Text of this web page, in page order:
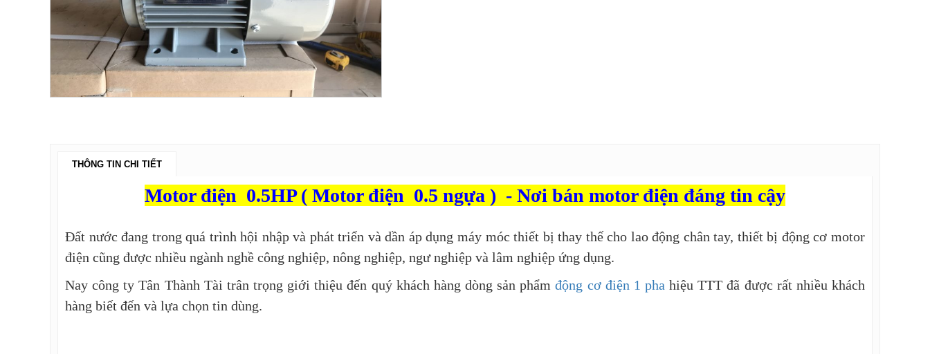
THÔNG TIN CHI TIẾT
Motor điện 0.5HP ( Motor điện 0.5 ngựa ) - Nơi bán motor điện đáng tin cậy
Đất nước đang trong quá trình hội nhập và phát triển và dần áp dụng máy móc thiết bị thay thế cho lao động chân tay, thiết bị động cơ motor
điện cũng được nhiều ngành nghề công nghiệp, nông nghiệp, ngư nghiệp và lâm nghiệp ứng dụng.
Nay công ty Tân Thành Tài trân trọng giới thiệu đến quý khách hàng dòng sản phẩmđộng cơ điện 1 pha hiệu TTT đã được rất nhiều khách
hàng biết đến và lựa chọn tin dùng.